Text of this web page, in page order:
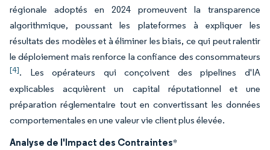
régionale adoptés en 2024 promeuvent la transparence
algorithmique, poussant les plateformes à expliquer les
résultats des modèles et à éliminer les biais, ce qui peut ralentir
le déploiement mais renforce la confiance des consommateurs
[4]. Les opérateurs qui conçoivent des pipelines d'IA
explicables acquièrent un capital réputationnel et une
préparation réglementaire tout en convertissant les données
comportementales en une valeur vie client plus élevée.
Analyse de l'Impact des Contraintes*